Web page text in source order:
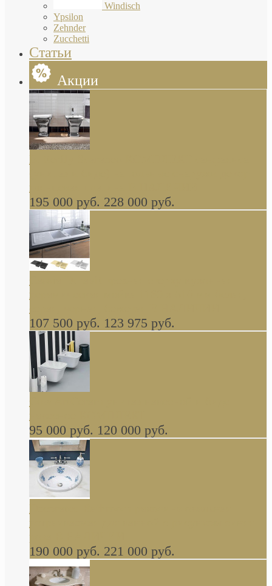
Windisch
Ypsilon
Zehnder
Zucchetti
Статьи
Акции
Butterfly Scarabeo КОМПЛЕКТ санфаянса
глянцевая платина В НАЛИЧИИ
195 000 руб. 228 000 руб.
керамическая мойка 1160 x 510 мм белая,
серая, черная, бежевая В НАЛИЧИИ
107 500 руб. 123 975 руб.
навесное КОМПЛЕКТ
95 000 руб. 120 000 руб.
Decorated Bathroom раковина овальная
встраиваемая для ванной с рисунком синяя
роза В НАЛИЧИИ
190 000 руб. 221 000 руб.